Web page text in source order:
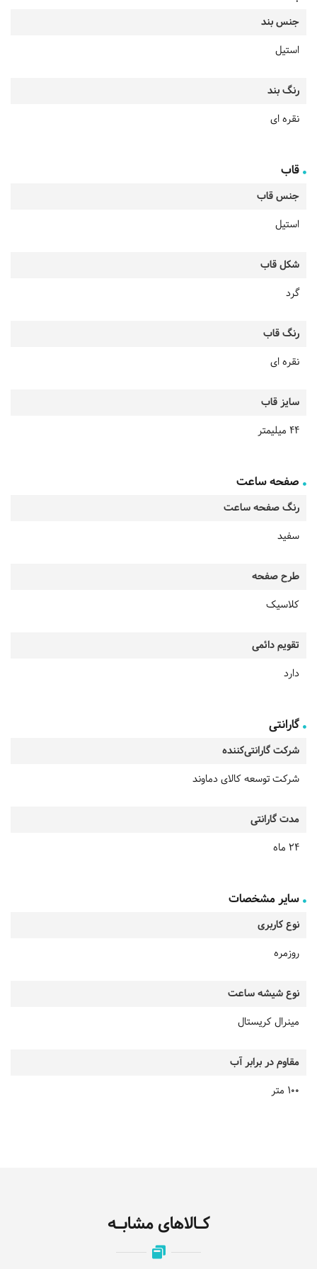
جنس بند
استیل
رنگ بند
نقره ای
قاب
جنس قاب
استیل
شکل قاب
گرد
رنگ قاب
نقره ای
سایز قاب
44 میلیمتر
صفحه ساعت
رنگ صفحه ساعت
سفید
طرح صفحه
کلاسیک
تقویم دائمی
دارد
گارانتی
شرکت گارانتی‌کننده
شرکت توسعه کالای دماوند
مدت گارانتی
24 ماه
سایر مشخصات
نوع کاربری
روزمره
نوع شیشه ساعت
مینرال کریستال
مقاوم در برابر آب
100 متر
کـالاهای مشابـه